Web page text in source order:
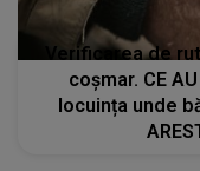
Verificarea de
coșmar. CE
locuința unde